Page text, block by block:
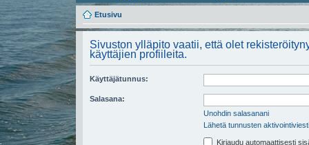
Etusivu
Sivuston ylläpito vaatii, että olet
käyttäjien profiileita.
Käyttäjätunnus:
Salasana:
Unohdin salasanani
Lähetä tunnusten
Kirjaudu automaattisesti